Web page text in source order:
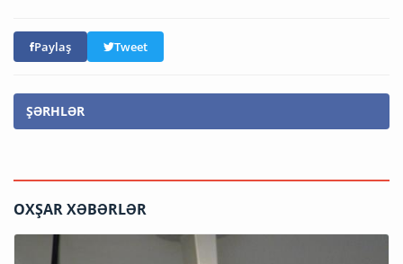
Paylaş Tweet
ŞƏRHLƏR
OXŞAR XƏBƏRLƏR